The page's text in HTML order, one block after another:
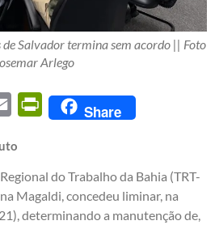
Salvador termina sem acordo || Foto
Arlego
Email PrintFriendly
Share
do Trabalho da Bahia (TRT-
Magaldi, concedeu liminar, na
determinando a manutenção de,